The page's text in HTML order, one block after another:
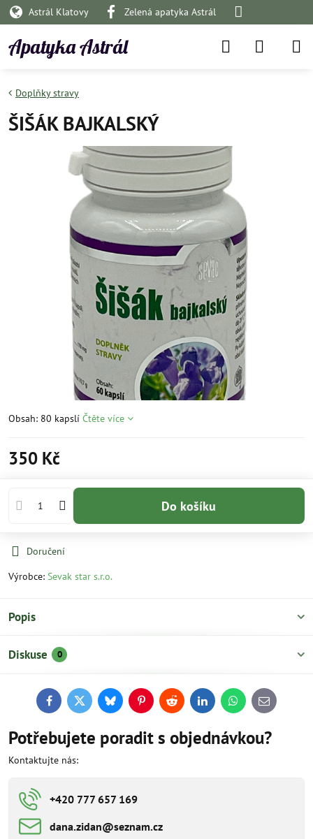
Astrál Klatovy Zelená apatyka Astrál
Apatyka Astrál
Doplňky stravy
ŠIŠÁK BAJKALSKÝ
Obsah: 80 kapslí Čtěte více
350 Kč
Do košíku
Doručení
Výrobce: Sevak star s.r.o.
Popis
Diskuse 0
FacebookTwitterBlueskyPinterestReddit LinkedInWhatsApp
E-
mail
Potřebujete poradit s objednávkou?
Kontaktujte nás:
+420 777 657 169
dana​​.zidan​​@seznam​​.cz